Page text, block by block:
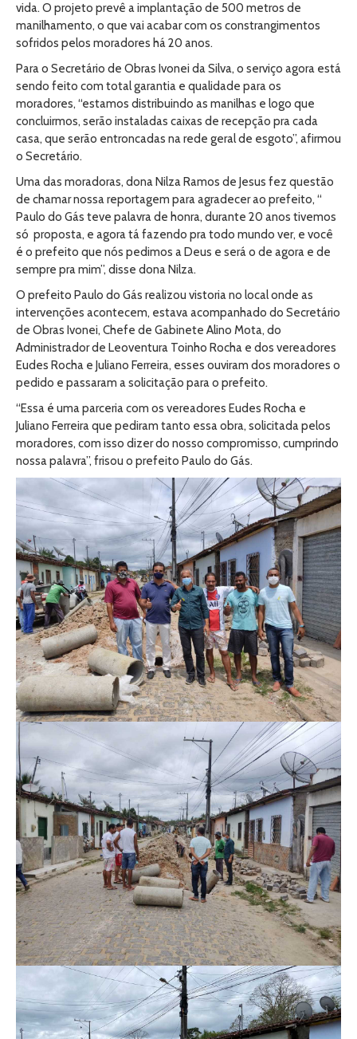
vida. O projeto prevê a implantação de 500 metros de
manilhamento, o que vai acabar com os constrangimentos
sofridos pelos moradores há 20 anos.
Para o Secretário de Obras Ivonei da Silva, o serviço agora está
sendo feito com total garantia e qualidade para os
moradores, “estamos distribuindo as manilhas e logo que
concluirmos, serão instaladas caixas de recepção pra cada
casa, que serão entroncadas na rede geral de esgoto”, afirmou
o Secretário.
Uma das moradoras, dona Nilza Ramos de Jesus fez questão
de chamar nossa reportagem para agradecer ao prefeito, “
Paulo do Gás teve palavra de honra, durante 20 anos tivemos
só proposta, e agora tá fazendo pra todo mundo ver, e você
é o prefeito que nós pedimos a Deus e será o de agora e de
sempre pra mim”, disse dona Nilza.
O prefeito Paulo do Gás realizou vistoria no local onde as
intervenções acontecem, estava acompanhado do Secretário
de Obras Ivonei, Chefe de Gabinete Alino Mota, do
Administrador de Leoventura Toinho Rocha e dos vereadores
Eudes Rocha e Juliano Ferreira, esses ouviram dos moradores o
pedido e passaram a solicitação para o prefeito.
“Essa é uma parceria com os vereadores Eudes Rocha e
Juliano Ferreira que pediram tanto essa obra, solicitada pelos
moradores, com isso dizer do nosso compromisso, cumprindo
nossa palavra”, frisou o prefeito Paulo do Gás.